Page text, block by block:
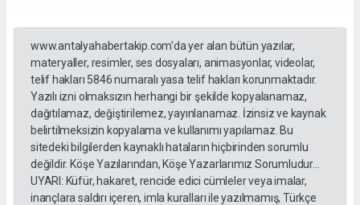
www.antalyahabertakip.com'da yer alan bütün yazılar,
materyaller, resimler, ses dosyaları, animasyonlar, videolar,
telif hakları 5846 numaralı yasa telif hakları korunmaktadır.
Yazılı izni olmaksızın herhangi bir şekilde kopyalanamaz,
dağıtılamaz, değiştirilemez, yayınlanamaz. İzinsiz ve kaynak
belirtilmeksizin kopyalama ve kullanımı yapılamaz. Bu
sitedeki bilgilerden kaynaklı hataların hiçbirinden sorumlu
değildir. Köşe Yazılarından, Köşe Yazarlarımız Sorumludur...
UYARI: Küfür, hakaret, rencide edici cümleler veya imalar,
inançlara saldırı içeren, imla kuralları ile yazılmamış, Türkçe